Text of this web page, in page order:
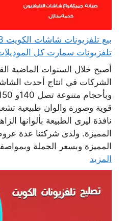
تلفزيونات سمارت كل
أصبح خلال السنوات الماضية
الشركات في انتاج أحدث
قوية وصورة والوان طبيعية
نافذة ليرى الطبيعة بألوانها
المميزة. ولدى شركتنا عدة
المميزة وبسعر الجملة
المزيد